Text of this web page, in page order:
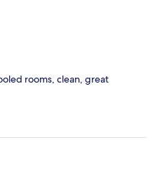
rooms, clean, great